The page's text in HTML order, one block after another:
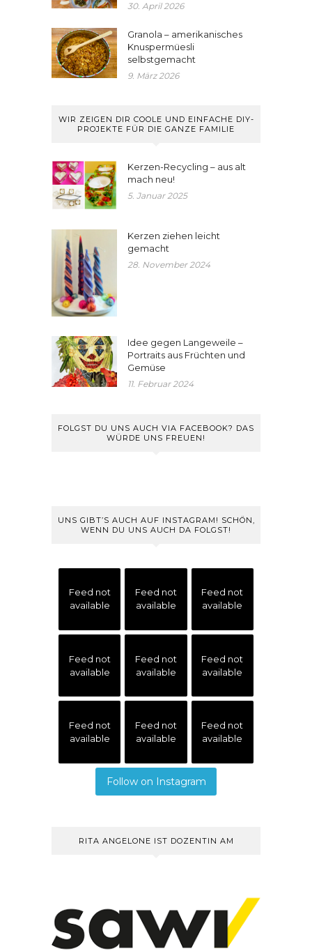
30. April 2026
Granola – amerikanisches
Knuspermüesli
selbstgemacht
9. März 2026
WIR ZEIGEN DIR COOLE UND EINFACHE DIY-
PROJEKTE FÜR DIE GANZE FAMILIE
Kerzen-Recycling – aus alt
mach neu!
5. Januar 2025
Kerzen ziehen leicht
gemacht
28. November 2024
Idee gegen Langeweile –
Portraits aus Früchten und
Gemüse
11. Februar 2024
FOLGST DU UNS AUCH VIA FACEBOOK? DAS
WÜRDE UNS FREUEN!
UNS GIBT’S AUCH AUF INSTAGRAM! SCHÖN,
WENN DU UNS AUCH DA FOLGST!
Feed not
available
Feed not
available
Feed not
available
Feed not
available
Feed not
available
Feed not
available
Feed not
available
Feed not
available
Feed not
available
Follow on Instagram
RITA ANGELONE IST DOZENTIN AM